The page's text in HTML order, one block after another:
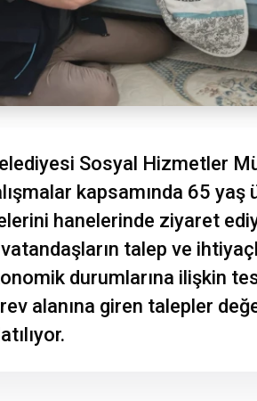
Sosyal Hizmetler
kapsamında 65
hanelerinde ziyaret
talep ve
durumlarına ilişkin
alanına giren talepler